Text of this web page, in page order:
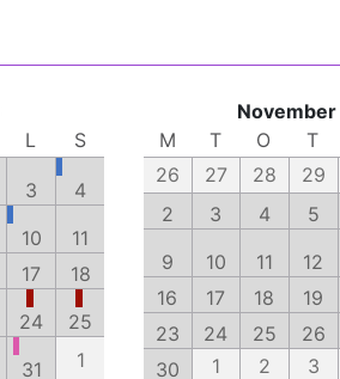
L
S
3
4
10
11
17
18
24
25
31 1
M
T O T
26
27 28 29
2
3 4 5
9
10 11 12
16
17 18 19
23
24 25 26
30
1 2 3